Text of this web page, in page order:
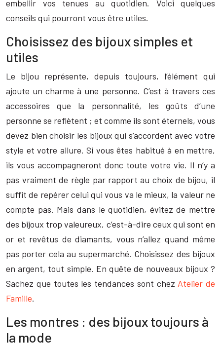
embellir vos tenues au quotidien. Voici quelques
conseils qui pourront vous être utiles.
Choisissez des bijoux simples et
utiles
Le bijou représente, depuis toujours, l’élément qui
ajoute un charme à une personne. C’est à travers ces
accessoires que la personnalité, les goûts d’une
personne se reflètent ; et comme ils sont éternels, vous
devez bien choisir les bijoux qui s’accordent avec votre
style et votre allure. Si vous êtes habitué à en mettre,
ils vous accompagneront donc toute votre vie. Il n’y a
pas vraiment de règle par rapport au choix de bijou, il
suffit de repérer celui qui vous va le mieux, la valeur ne
compte pas. Mais dans le quotidien, évitez de mettre
des bijoux trop valeureux, c’est-à-dire ceux qui sont en
or et revêtus de diamants, vous n’allez quand même
pas porter cela au supermarché. Choisissez des bijoux
en argent, tout simple. En quête de nouveaux bijoux ?
Sachez que toutes les tendances sont chez Atelier de
Famille.
Les montres : des bijoux toujours à
la mode